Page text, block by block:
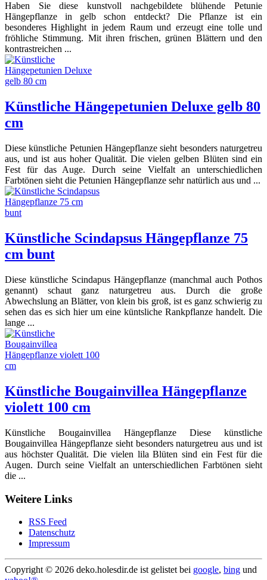
Haben Sie diese kunstvoll nachgebildete blühende Petunie
Hängepflanze in gelb schon entdeckt? Die Pflanze ist ein
besonderes Highlight in jedem Raum und erzeugt eine tolle und
fröhliche Stimmung. Mit ihren frischen, grünen Blättern und den
kontrastreichen ...
Künstliche Hängepetunien Deluxe gelb 80
cm
Diese künstliche Petunien Hängepflanze sieht besonders naturgetreu
aus, und ist aus hoher Qualität. Die vielen gelben Blüten sind ein
Fest für das Auge. Durch seine Vielfalt an unterschiedlichen
Farbtönen sieht die Petunien Hängepflanze sehr natürlich aus und ...
Künstliche Scindapsus Hängepflanze 75
cm bunt
Diese künstliche Scindapus Hängepflanze (manchmal auch Pothos
genannt) schaut ganz naturgetreu aus. Durch die große
Abwechslung an Blätter, von klein bis groß, ist es ganz schwierig zu
sehen das es sich hier um eine küntsliche Rankpflanze handelt. Die
lange ...
Künstliche Bougainvillea Hängepflanze
violett 100 cm
Künstliche Bougainvillea Hängepflanze Diese künstliche
Bougainvillea Hängepflanze sieht besonders naturgetreu aus und ist
aus höchster Qualität. Die vielen lila Blüten sind ein Fest für die
Augen. Durch seine Vielfalt an unterschiedlichen Farbtönen sieht
die ...
Weitere Links
RSS Feed
Datenschutz
Impressum
Copyright © 2026 deko.holesdir.de ist gelistet bei google, bing und